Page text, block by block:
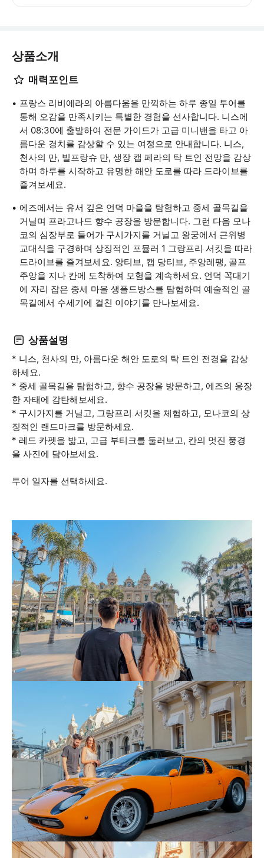
상품소개
매력포인트
프랑스 리비에라의 아름다움을 만끽하는 하루 종일 투어를
통해 오감을 만족시키는 특별한 경험을 선사합니다. 니스에
서 08:30에 출발하여 전문 가이드가 고급 미니밴을 타고 아
름다운 경치를 감상할 수 있는 여정으로 안내합니다. 니스,
천사의 만, 빌프랑슈 만, 생장 캡 페라의 탁 트인 전망을 감상
하며 하루를 시작하고 유명한 해안 도로를 따라 드라이브를
즐겨보세요.
에즈에서는 유서 깊은 언덕 마을을 탐험하고 중세 골목길을
거닐며 프라고나드 향수 공장을 방문합니다. 그런 다음 모나
코의 심장부로 들어가 구시가지를 거닐고 왕궁에서 근위병
교대식을 구경하며 상징적인 포뮬러 1 그랑프리 서킷을 따라
드라이브를 즐겨보세요. 앙티브, 캡 당티브, 주앙레팽, 골프
주앙을 지나 칸에 도착하여 모험을 계속하세요. 언덕 꼭대기
에 자리 잡은 중세 마을 생폴드방스를 탐험하며 예술적인 골
목길에서 수세기에 걸친 이야기를 만나보세요.
상품설명
* 니스, 천사의 만, 아름다운 해안 도로의 탁 트인 전경을 감상
하세요.
* 중세 골목길을 탐험하고, 향수 공장을 방문하고, 에즈의 웅장
한 자태에 감탄해보세요.
* 구시가지를 거닐고, 그랑프리 서킷을 체험하고, 모나코의 상
징적인 랜드마크를 방문하세요.
* 레드 카펫을 밟고, 고급 부티크를 둘러보고, 칸의 멋진 풍경
을 사진에 담아보세요.
투어 일자를 선택하세요.